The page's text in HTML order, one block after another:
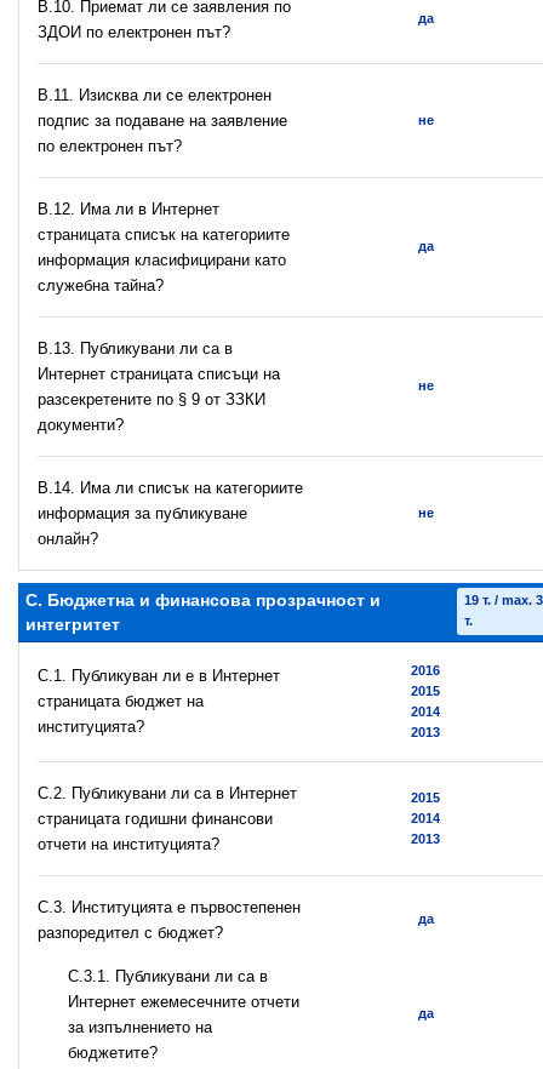
В.10. Приемат ли се заявления по
ЗДОИ по електронен път?
да
В.11. Изисква ли се електронен
подпис за подаване на заявление
по електронен път?
не
В.12. Има ли в Интернет
страницата списък на категориите
информация класифицирани като
служебна тайна?
да
В.13. Публикувани ли са в
Интернет страницата списъци на
разсекретените по § 9 от ЗЗКИ
документи?
не
В.14. Има ли списък на категориите
информация за публикуване
онлайн?
не
C. Бюджетна и финансова прозрачност и
интегритет
19 т. / max.
т.
C.1. Публикуван ли е в Интернет
страницата бюджет на
институцията?
2016
2015
2014
2013
C.2. Публикувани ли са в Интернет
страницата годишни финансови
отчети на институцията?
2015
2014
2013
C.3. Институцията е първостепенен
разпоредител с бюджет?
да
С.3.1. Публикувани ли са в
Интернет ежемесечните отчети
за изпълнението на
бюджетите?
да